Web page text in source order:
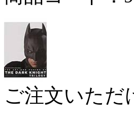
ご注文いただ